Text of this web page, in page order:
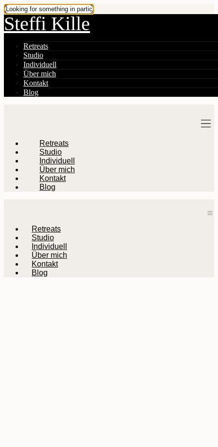
Steffi Kille
Retreats
Studio
Individuell
Über mich
Kontakt
Blog
Retreats
Studio
Individuell
Über mich
Kontakt
Blog
Retreats
Studio
Individuell
Über mich
Kontakt
Blog